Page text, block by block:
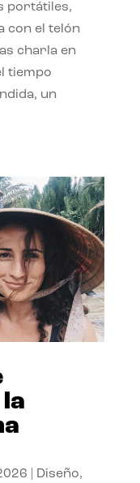
portátiles,
con el telón
charla en
tiempo
un
Diseño,